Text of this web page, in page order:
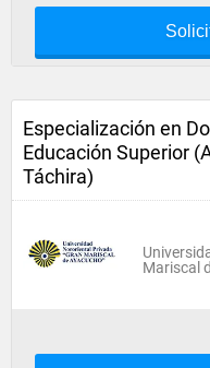
Especialización en
Educación Superior
Táchira)
Mariscal